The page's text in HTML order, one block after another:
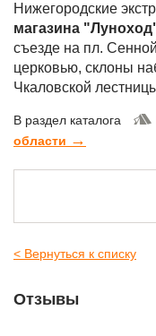
Нижегородские
магазина
съезде на пл.
церковью, склоны
Чкаловской
В раздел каталога
области →
< Вернуться к списку
Отзывы